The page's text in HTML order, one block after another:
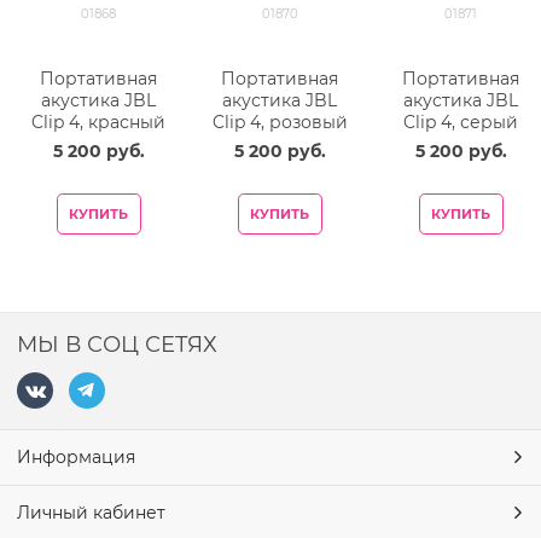
01868
Портативная
акустика JBL
Clip 4, красный
5 200 руб.
КУПИТЬ
01870
Портативная
акустика JBL
Clip 4, розовый
5 200 руб.
КУПИТЬ
01871
Портативная
акустика JBL
Clip 4, серый
5 200 руб.
КУПИТЬ
МЫ В СОЦ СЕТЯХ
Информация
Личный кабинет